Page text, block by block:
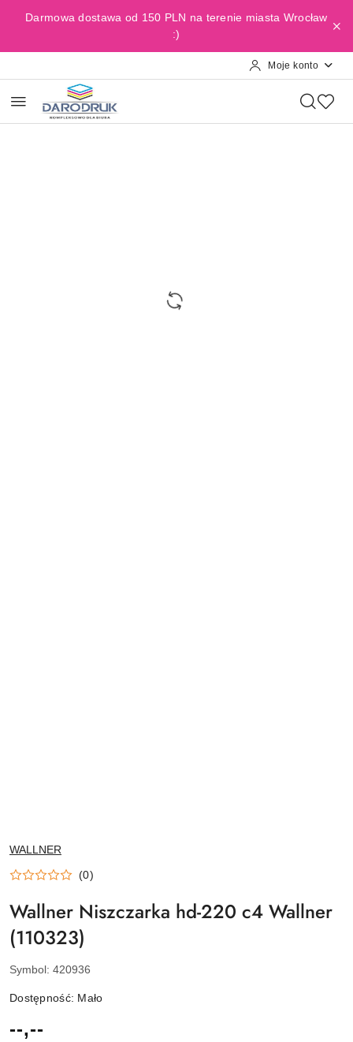
Przejdź do treści głównej
Przejdź do wyszukiwarki
Przejdź do moje konto
Przejdź do menu głównego
Przejdź do opisu produktu
Przejdź do stopki
Darmowa dostawa od 150 PLN na terenie miasta Wrocław
:)
Moje konto
NAZWA
PRODUCENTA:
WALLNER
(0)
Wallner Niszczarka hd-220 c4 Wallner
(110323)
Symbol: 420936
Dostępność: Mało
cena:
--,--